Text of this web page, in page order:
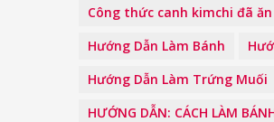
Công thức canh kimchi đã
Hướng Dẫn Làm Bánh
Hướng Dẫn Làm Trứng Muối
HƯỚNG DẪN: CÁCH LÀM